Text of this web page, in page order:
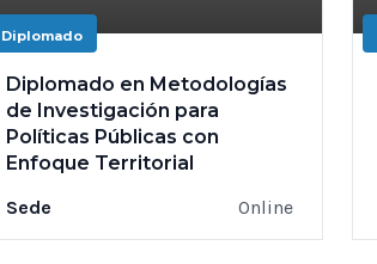
Diplomado
Diplomado en Metodologías
de Investigación para
Políticas Públicas con
Enfoque Territorial
Sede
Online